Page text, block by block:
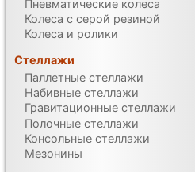
Пневматические колеса
Колеса с серой резиной
Колеса и ролики
Стеллажи
Паллетные стеллажи
Набивные стеллажи
Гравитационные стеллажи
Полочные стеллажи
Консольные стеллажи
Мезонины